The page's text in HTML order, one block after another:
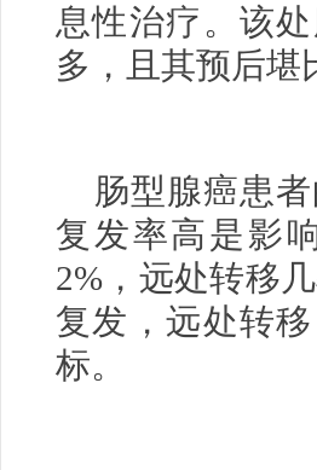
息性治疗。该
多，且其预后堪
肠型腺癌患
复发率高是影
2%，远处转移
复发，远处转
标。